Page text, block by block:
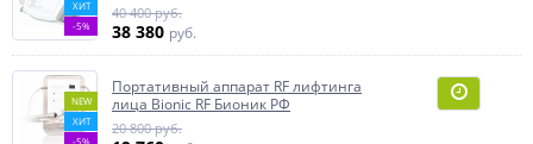
ХИТ
-5%
40 400 руб.
38 380 руб.
NEW
ХИТ
-5%
Портативный аппарат RF лифтинга
лица Bionic RF Бионик РФ
20 800 руб.